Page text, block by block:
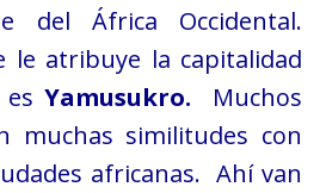
del África Occidental.
le atribuye la capitalidad
Yamusukro. Muchos
muchas similitudes con
africanas. Ahí van